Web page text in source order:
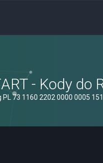
- Kody do
73 1160 2202 0000 0005